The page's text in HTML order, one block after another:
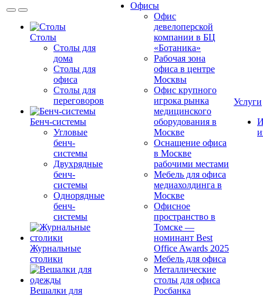
Столы
Столы для
дома
Столы для
офиса
Столы для
переговоров
Бенч-системы
Угловые
бенч-
системы
Двухрядные
бенч-
системы
Однорядные
бенч-
системы
Журнальные
столики
Вешалки для
Офисы
Офис
девелоперской
компании в БЦ
«Ботаника»
Рабочая зона
офиса в центре
Москвы
Офис крупного
игрока рынка
медицинского
оборудования в
Москве
Оснащение офиса
в Москве
рабочими местами
Мебель для офиса
медиахолдинга в
Москве
Офисное
пространство в
Томске —
номинант Best
Office Awards 2025
Мебель для офиса
Металлические
столы для офиса
Росбанка
Услуги